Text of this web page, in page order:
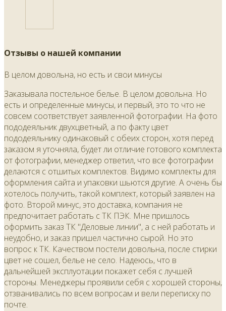
Отзывы о нашей компании
В целом довольна, но есть и свои минусы
Заказывала постельное белье. В целом довольна. Но
есть и определенные минусы, и первый, это то что не
совсем соответствует заявленной фотографии. На фото
пододеяльник двухцветный, а по факту цвет
пододеяльнику одинаковый с обеих сторон, хотя перед
заказом я уточняла, будет ли отличие готового комплекта
от фотографии, менеджер ответил, что все фотографии
делаются с отшитых комплектов. Видимо комплекты для
оформления сайта и упаковки шьются другие. А очень бы
хотелось получить, такой комплект, который заявлен на
фото. Второй минус, это доставка, компания не
предпочитает работать с ТК ПЭК. Мне пришлось
оформить заказ ТК "Деловые линии", а с ней работать и
неудобно, и заказ пришел частично сырой. Но это
вопрос к ТК. Качеством постели довольна, после стирки
цвет не сошел, белье не село. Надеюсь, что в
дальнейшей эксплуотации покажет себя с лучшей
стороны. Менеджеры проявили себя с хорошей стороны,
отзванивались по всем вопросам и вели переписку по
почте.